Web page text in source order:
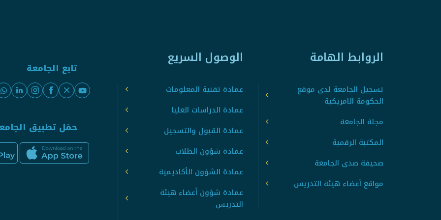
الروابط الهامة
تسجيل الجامعة لدى موقع
الحكومة الامريكية
مجلة الجامعة
المكتبة الرقمية
صحيفة صدى الجامعة
مواقع أعضاء هيئة التدريس
الوصول السريع
عمادة تقنية المعلومات
عمادة الدراسات العليا
عمادة القبول والتسجيل
عمادة شؤون الطلاب
عمادة الشؤون الأكاديمية
عمادة شؤون أعضاء هيئة
التدريس
تابع الجامعة
حمّل تطبيق